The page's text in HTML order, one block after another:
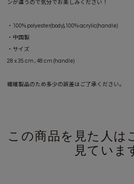
ンが違うので気分でお楽しみください！
・100% polyester(body),100% acrylic(handle)
・中国製
・サイズ
28 x 35 cm , 48 cm (handle)
繊維製品のため多少の誤差はご了承ください。
この商品を見た人は
見ていま